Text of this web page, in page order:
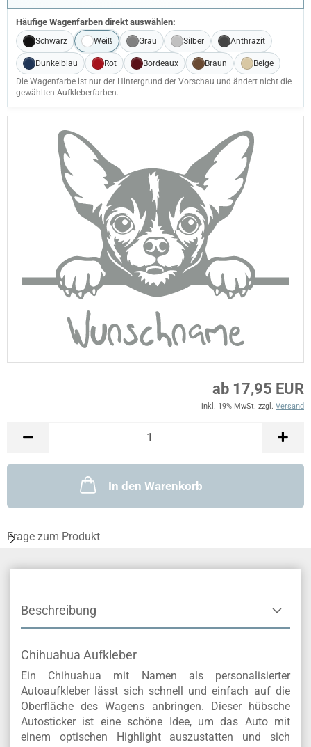
Häufige Wagenfarben direkt auswählen:
Schwarz Weiß Grau Silber Anthrazit
Dunkelblau Rot Bordeaux Braun
Beige
Die Wagenfarbe ist nur der Hintergrund der Vorschau und ändert nicht die
gewählten Aufkleberfarben.
ab 17,95 EUR
inkl. 19% MwSt. zzgl. Versand
In den Warenkorb
Frage zum Produkt
Beschreibung
Chihuahua Aufkleber
Ein Chihuahua mit Namen als personalisierter
Autoaufkleber lässt sich schnell und einfach auf die
Oberfläche des Wagens anbringen. Dieser hübsche
Autosticker ist eine schöne Idee, um das Auto mit
einem optischen Highlight auszustatten und sich